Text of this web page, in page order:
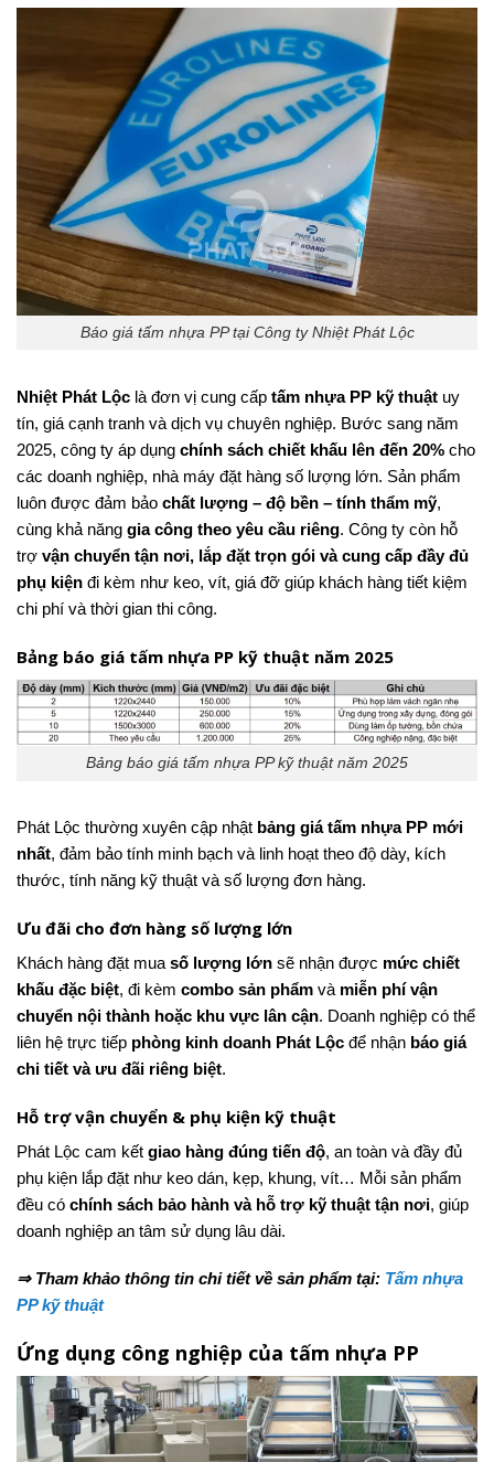
Báo giá tấm nhựa PP tại Công ty Nhiệt Phát Lộc
Nhiệt Phát Lộc là đơn vị cung cấp tấm nhựa PP kỹ thuật uy
tín, giá cạnh tranh và dịch vụ chuyên nghiệp. Bước sang năm
2025, công ty áp dụng chính sách chiết khấu lên đến 20% cho
các doanh nghiệp, nhà máy đặt hàng số lượng lớn. Sản phẩm
luôn được đảm bảo chất lượng – độ bền – tính thẩm mỹ,
cùng khả năng gia công theo yêu cầu riêng. Công ty còn hỗ
trợ vận chuyển tận nơi, lắp đặt trọn gói và cung cấp đầy đủ
phụ kiện đi kèm như keo, vít, giá đỡ giúp khách hàng tiết kiệm
chi phí và thời gian thi công.
Bảng báo giá tấm nhựa PP kỹ thuật năm 2025
Bảng báo giá tấm nhựa PP kỹ thuật năm 2025
Phát Lộc thường xuyên cập nhật bảng giá tấm nhựa PP mới
nhất, đảm bảo tính minh bạch và linh hoạt theo độ dày, kích
thước, tính năng kỹ thuật và số lượng đơn hàng.
Ưu đãi cho đơn hàng số lượng lớn
Khách hàng đặt mua số lượng lớn sẽ nhận được mức chiết
khấu đặc biệt, đi kèm combo sản phẩm và miễn phí vận
chuyển nội thành hoặc khu vực lân cận. Doanh nghiệp có thể
liên hệ trực tiếp phòng kinh doanh Phát Lộc để nhận báo giá
chi tiết và ưu đãi riêng biệt.
Hỗ trợ vận chuyển & phụ kiện kỹ thuật
Phát Lộc cam kết giao hàng đúng tiến độ, an toàn và đầy đủ
phụ kiện lắp đặt như keo dán, kẹp, khung, vít… Mỗi sản phẩm
đều có chính sách bảo hành và hỗ trợ kỹ thuật tận nơi, giúp
doanh nghiệp an tâm sử dụng lâu dài.
⇒ Tham khảo thông tin chi tiết về sản phẩm tại: Tấm nhựa
PP kỹ thuật
Ứng dụng công nghiệp của tấm nhựa PP